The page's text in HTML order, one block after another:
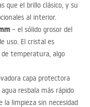
que el brillo clásico, y su
al interior.
– el sólido grosor del
uso. El cristal es
temperatura, algo
capa protectora
resbala más rápido
limpieza sin necesidad